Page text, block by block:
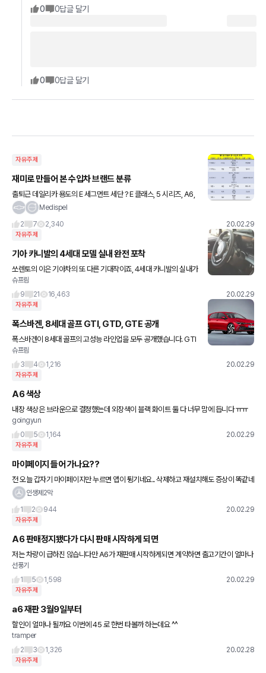
0 0답글 달기
0 0답글 달기
자유주제
재미로 만들어 본 수입차 브랜드 분류
출퇴근 데일리카 용도의 E 세그먼트 세단 ? E 클래스, 5 시리즈, A6,
S90, XF... 또 뭐가 더 있었더라? 주말 나들이용 7인승 SUV ? 디스
Medispel
2
7 2,340 20.02.29
자유주제
기아 카니발의 4세대 모델 실내 완전 포착
쏘렌토의 이은 기아차의 또 다른 기대작이죠, 4세대 카니발의 실내가
포착되었습니다. 이번에 포착된 실내를 보면 상당한 큰 변화가 이루
슈프림
9
21 16,463 20.02.29
자유주제
폭스바겐, 8세대 골프 GTI, GTD, GTE 공개
폭스바겐이 8세대 골프의 고성능 라인업을 모두 공개했습니다. GTI
부터 GTD 그리고 플러그인 하이브리드 모델 GTE까지, 이 3가지
슈프림
3
4 1,216 20.02.29
자유주제
A6 색상
내장 색상은 브라운으로 결정했는데 외장색이 블랙 화이트 둘 다 너무 맘에 듭니다 ㅠㅠ
뭘로 해야할까요?? 답글 주세요!!!
goingyun
0
5 1,164 20.02.29
자유주제
마이페이지 들어 가나요??
전 오늘 갑자기 마이페이지만 누르면 앱이 튕기네요.. 삭제하고 재설치해도 증상이 똑같네
요.. 어떻게 해야되나.. 저같은 현상 같은분 계신가요??
인생제2막
1
2 944 20.02.29
자유주제
A6 판매정지됐다가 다시 판매 시작하게 되면
저는 차량이 급하진 않습니다만 A6가 재판매 시작하게되면 계약하면 출고기간이 얼마나
될까요? 몇일새에 바로 나오나요? 저는 최대한 늦게 받고싶어서 그렇습니다. 답변 주시면
감사하겠습니다
선풍기
1
5 1,598 20.02.29
자유주제
a6 재판 3월9일부터
할인이 얼마나 될까요 이번에 45 로 한번 타볼까 하는데요 ^^
tramper
2
3 1,326 20.02.28
자유주제